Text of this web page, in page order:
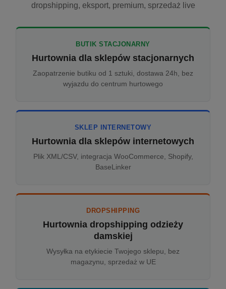
dropshipping, eksport, premium, sprzedaż live
BUTIK STACJONARNY
Hurtownia dla sklepów stacjonarnych
Zaopatrzenie butiku od 1 sztuki, dostawa 24h, bez
wyjazdu do centrum hurtowego
SKLEP INTERNETOWY
Hurtownia dla sklepów internetowych
Plik XML/CSV, integracja WooCommerce, Shopify,
BaseLinker
DROPSHIPPING
Hurtownia dropshipping odzieży
damskiej
Wysyłka na etykiecie Twojego sklepu, bez
magazynu, sprzedaż w UE